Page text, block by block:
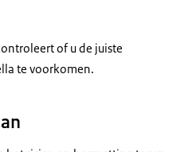
of u de juiste
te voorkomen.